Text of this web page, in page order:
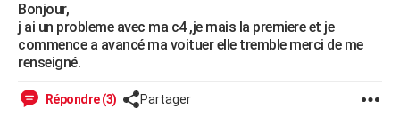
Essais
Réserver un essai
Citadines
Berlines
SUV
Forum auto
+HIGH-TECH
Mobiles
Meilleur smartphone
Internet
Ordinateurs
Jeux vidéo
Guide high-tech
+BRICOLAGE
Forum
Aménagement intérieur
Extérieur
Cuisine
Salle de bains
Jardinage
Rangement
WEEK-END
Bonjour,
j ai un probleme avec ma c4 ,je mais la premiere et je
commence a avancé ma voituer elle tremble merci de me
renseigné.
Répondre (3) Partager